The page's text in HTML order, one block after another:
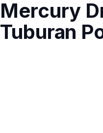
Mercury
Tuburan